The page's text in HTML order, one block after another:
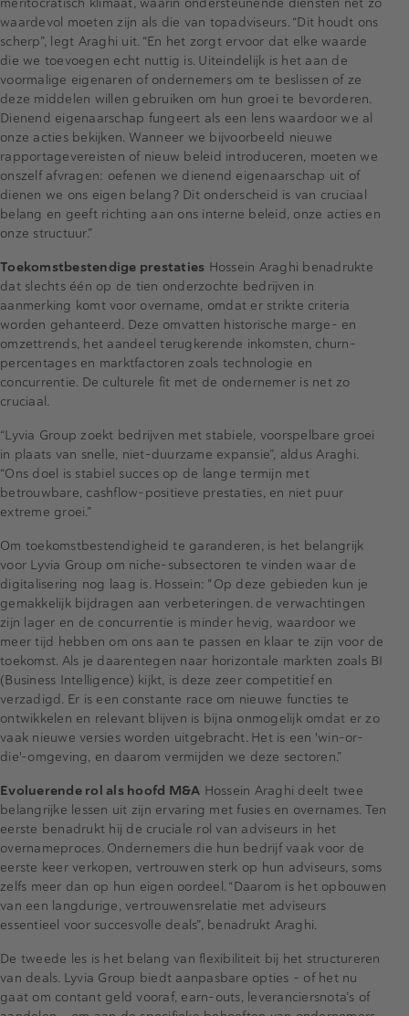
waardevol moeten zijn als die van topadviseurs. “Dit houdt ons
scherp”, legt Araghi uit. “En het zorgt ervoor dat elke waarde
die we toevoegen echt nuttig is. Uiteindelijk is het aan de
voormalige eigenaren of ondernemers om te beslissen of ze
deze middelen willen gebruiken om hun groei te bevorderen.
Dienend eigenaarschap fungeert als een lens waardoor we al
onze acties bekijken. Wanneer we bijvoorbeeld nieuwe
rapportagevereisten of nieuw beleid introduceren, moeten we
onszelf afvragen: oefenen we dienend eigenaarschap uit of
dienen we ons eigen belang? Dit onderscheid is van cruciaal
belang en geeft richting aan ons interne beleid, onze acties en
onze structuur.”
Toekomstbestendige prestaties Hossein Araghi benadrukte
dat slechts één op de tien onderzochte bedrijven in
aanmerking komt voor overname, omdat er strikte criteria
worden gehanteerd. Deze omvatten historische marge- en
omzettrends, het aandeel terugkerende inkomsten, churn-
percentages en marktfactoren zoals technologie en
concurrentie. De culturele fit met de ondernemer is net zo
cruciaal.
“Lyvia Group zoekt bedrijven met stabiele, voorspelbare groei
in plaats van snelle, niet-duurzame expansie”, aldus Araghi.
“Ons doel is stabiel succes op de lange termijn met
betrouwbare, cashflow-positieve prestaties, en niet puur
extreme groei.”
Om toekomstbestendigheid te garanderen, is het belangrijk
voor Lyvia Group om niche-subsectoren te vinden waar de
digitalisering nog laag is. Hossein: "Op deze gebieden kun je
gemakkelijk bijdragen aan verbeteringen. de verwachtingen
zijn lager en de concurrentie is minder hevig, waardoor we
meer tijd hebben om ons aan te passen en klaar te zijn voor de
toekomst. Als je daarentegen naar horizontale markten zoals BI
(Business Intelligence) kijkt, is deze zeer competitief en
verzadigd. Er is een constante race om nieuwe functies te
ontwikkelen en relevant blijven is bijna onmogelijk omdat er zo
vaak nieuwe versies worden uitgebracht. Het is een 'win-or-
die'-omgeving, en daarom vermijden we deze sectoren.”
Evoluerende rol als hoofd M&A Hossein Araghi deelt twee
belangrijke lessen uit zijn ervaring met fusies en overnames. Ten
eerste benadrukt hij de cruciale rol van adviseurs in het
overnameproces. Ondernemers die hun bedrijf vaak voor de
eerste keer verkopen, vertrouwen sterk op hun adviseurs, soms
zelfs meer dan op hun eigen oordeel. “Daarom is het opbouwen
van een langdurige, vertrouwensrelatie met adviseurs
essentieel voor succesvolle deals”, benadrukt Araghi.
De tweede les is het belang van flexibiliteit bij het structureren
van deals. Lyvia Group biedt aanpasbare opties – of het nu
gaat om contant geld vooraf, earn-outs, leveranciersnota’s of